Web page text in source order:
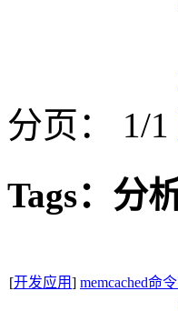
分页： 1/1
Tags：分
[开发应用] memcached命